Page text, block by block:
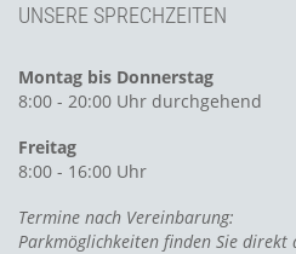
UNSERE SPRECHZEITEN
Montag bis Donnerstag
8:00 - 20:00 Uhr durchgehend
Freitag
8:00 - 16:00 Uhr
Termine nach Vereinbarung:
Parkmöglichkeiten finden Sie direkt